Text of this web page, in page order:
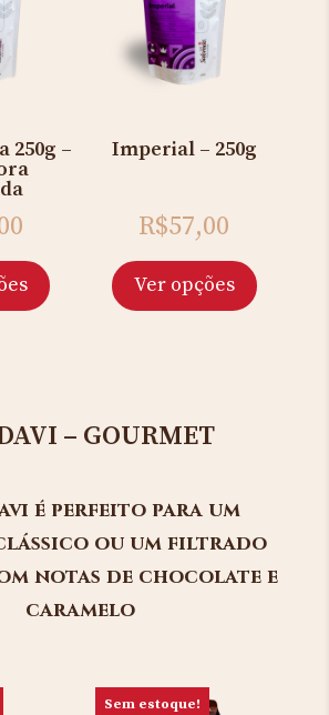
250g – Imperial – 250g
R$57,00
Ver opções
– GOURMET
é perfeito para um
clássico ou um filtrado
notas de chocolate e
caramelo
Sem estoque!